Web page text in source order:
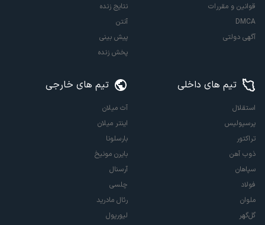
قوانین و مقررات
DMCA
آگهی دولتی
نتایج زنده
آنتن
پیش بینی
پخش زنده
تیم های داخلی
استقلال
پرسپولیس
تراکتور
ذوب آهن
سپاهان
فولاد
ملوان
گل‌گهر
تیم های خارجی
آث میلان
اینتر میلان
بارسلونا
بایرن مونیخ
آرسنال
چلسی
رئال مادرید
لیورپول